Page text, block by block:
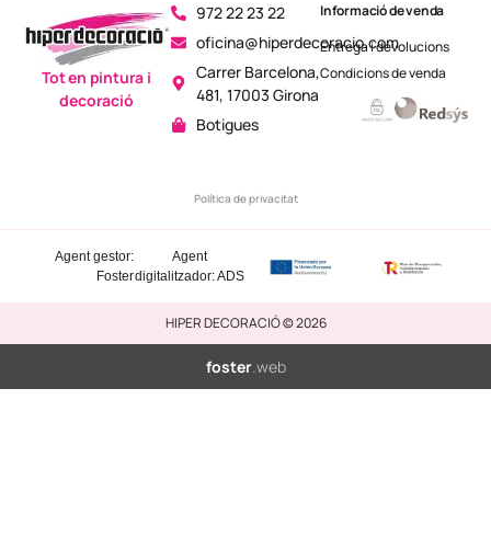
972 22 23 22
oficina@hiperdecoracio.com
Carrer Barcelona,
481, 17003 Girona
Botigues
Política de privacitat
Tot en pintura i
decoració
Informació de venda
Entrega i devolucions
Condicions de venda
Agent
digitalitzador: ADS
Agent gestor:
Foster
HIPER DECORACIÓ © 2026
foster.web